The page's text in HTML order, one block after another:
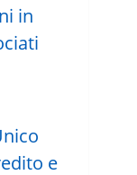
in